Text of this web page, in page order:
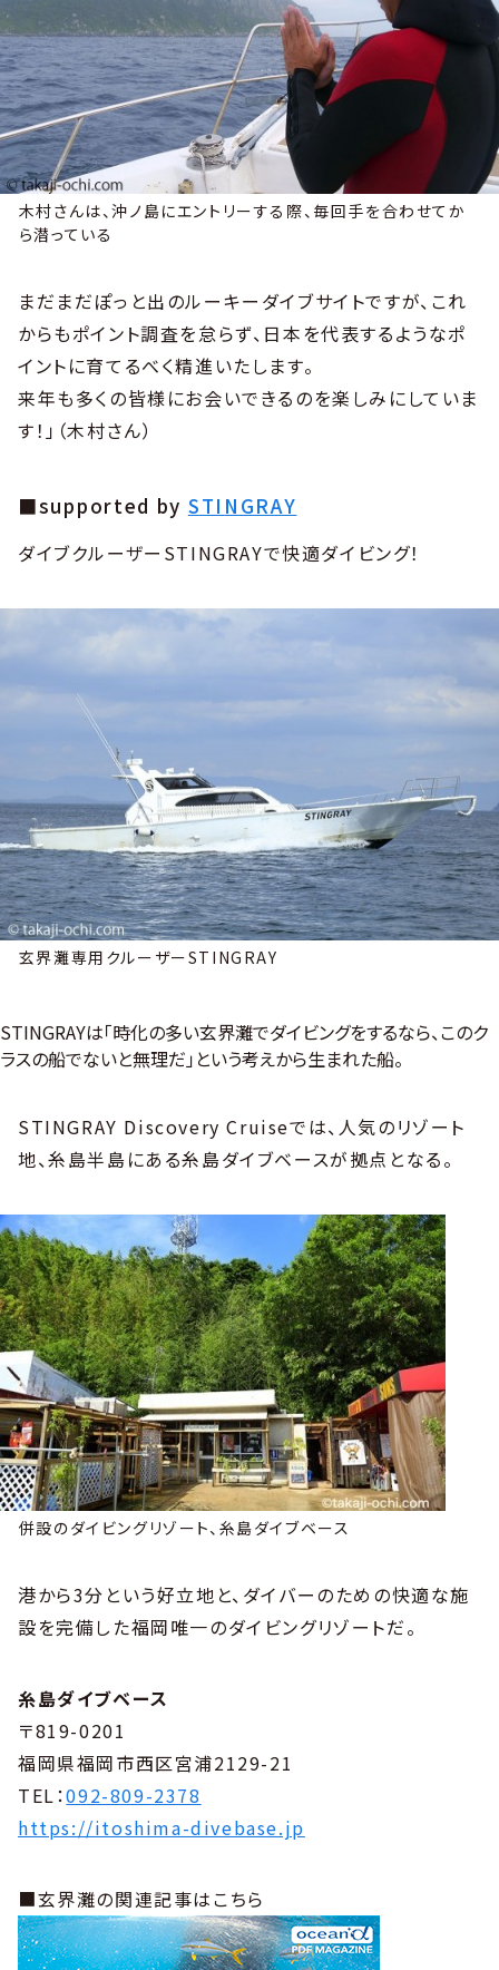
木村さんは、沖ノ島にエントリーする際、毎回手を合わせてか
ら潜っている
まだまだぽっと出のルーキーダイブサイトですが、これ
からもポイント調査を怠らず、日本を代表するようなポ
イントに育てるべく精進いたします。
来年も多くの皆様にお会いできるのを楽しみにしていま
す！」（木村さん）
■supported by STINGRAY
ダイブクルーザーSTINGRAYで快適ダイビング！
玄界灘専用クルーザーSTINGRAY
STINGRAYは「時化の多い玄界灘でダイビングをするなら、このク
ラスの船でないと無理だ」という考えから生まれた船。
STINGRAY Discovery Cruiseでは、人気のリゾート
地、糸島半島にある糸島ダイブベースが拠点となる。
併設のダイビングリゾート、糸島ダイブベース
港から3分という好立地と、ダイバーのための快適な施
設を完備した福岡唯一のダイビングリゾートだ。
糸島ダイブベース
〒819-0201
福岡県福岡市西区宮浦2129-21
TEL：092-809-2378
https://itoshima-divebase.jp
■玄界灘の関連記事はこちら